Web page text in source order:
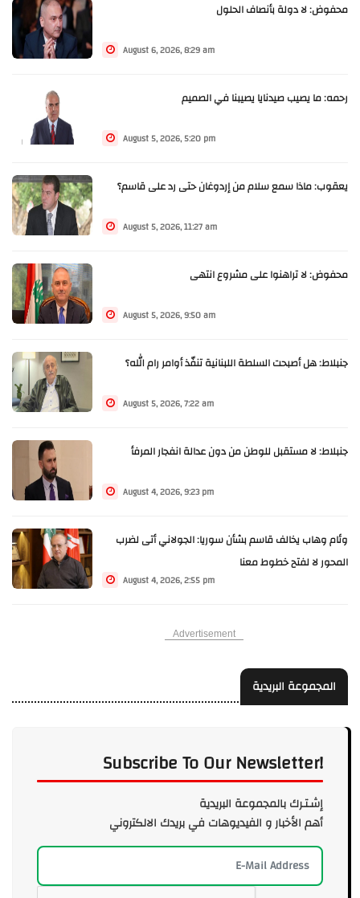
محفوض: لا دولة بأنصاف الحلول
August 6, 2026, 8:29 am
رحمه: ما يصيب صيدنايا يصيبنا في الصميم
August 5, 2026, 5:20 pm
يعقوب: ماذا سمع سلام من إردوغان حتى رد على قاسم؟
August 5, 2026, 11:27 am
محفوض: لا تراهنوا على مشروع انتهى
August 5, 2026, 9:50 am
جنبلاط: هل أصبحت السلطة اللبنانية تنفّذ أوامر رام الله؟
August 5, 2026, 7:22 am
جنبلاط: لا مستقبل للوطن من دون عدالة انفجار المرفأ
August 4, 2026, 9:23 pm
وئام وهاب يخالف قاسم بشأن سوريا: الجولاني أتى لضرب
المحور لا لفتح خطوط معنا
August 4, 2026, 2:55 pm
Advertisement
المجموعة البريدية
Subscribe To Our Newsletter!
إشـتـرك بالمجموعة البريدية
أهم الأخبار و الفيديوهات في بريدك الالكتروني